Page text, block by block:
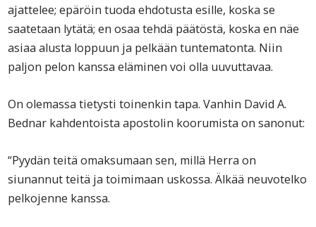
ajattelee; epäröin tuoda ehdotusta esille, koska se
saatetaan lytätä; en osaa tehdä päätöstä, koska en näe
asiaa alusta loppuun ja pelkään tuntematonta. Niin
paljon pelon kanssa eläminen voi olla uuvuttavaa.
On olemassa tietysti toinenkin tapa. Vanhin David A.
Bednar kahdentoista apostolin koorumista on sanonut:
“Pyydän teitä omaksumaan sen, millä Herra on
siunannut teitä ja toimimaan uskossa. Älkää neuvotelko
pelkojenne kanssa.